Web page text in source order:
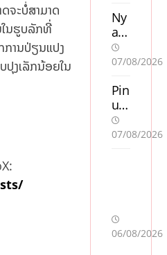
ຈະບໍ່ສາມາດ
ໃນຮູບລັກທີ່
ການປ່ຽນແປງ
ປຸງເລັກນ້ອຍໃນ
Ny
a
cas
ino
n
sve
ns
k
acc
ept
07/08/2026
Pin
up
Ca
sin
stb
et
07/08/2026
06/08/2026